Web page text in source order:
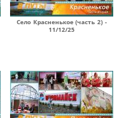
Село Красненькое (часть 2) -
11/12/25